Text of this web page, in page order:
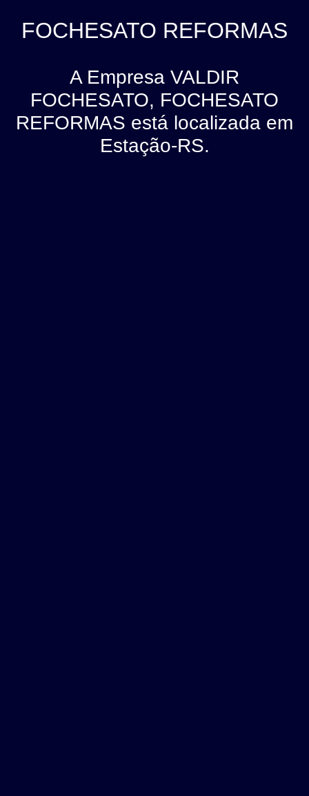
FOCHESATO REFORMAS
A Empresa VALDIR
FOCHESATO, FOCHESATO
REFORMAS está localizada em
Estação-RS.